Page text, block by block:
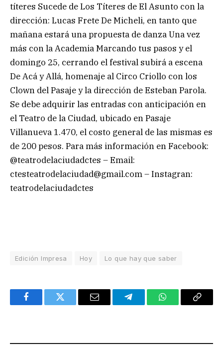
títeres Sucede de Los Títeres de El Asunto con la
dirección: Lucas Frete De Micheli, en tanto que
mañana estará una propuesta de danza Una vez
más con la Academia Marcando tus pasos y el
domingo 25, cerrando el festival subirá a escena
De Acá y Allá, homenaje al Circo Criollo con los
Clown del Pasaje y la dirección de Esteban Parola.
Se debe adquirir las entradas con anticipación en
el Teatro de la Ciudad, ubicado en Pasaje
Villanueva 1.470, el costo general de las mismas es
de 200 pesos. Para más información en Facebook:
@teatrodelaciudadctes – Email:
ctesteatrodelaciudad@gmail.com– Instagran:
teatrodelaciudadctes
Edición Impresa Hoy Lo que hay que saber
FacebookTwitter Email TelegramWhatsAppCopy